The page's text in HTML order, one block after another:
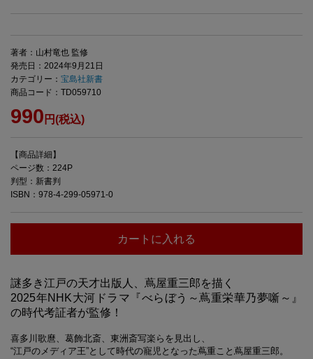
著者：山村竜也 監修
発売日：2024年9月21日
カテゴリー： 宝島社新書
商品コード：TD059710
990 円(税込)
【商品詳細】
ページ数：224P
判型：新書判
ISBN：978-4-299-05971-0
カートに入れる
謎多き江戸の天才出版人、蔦屋重三郎を描く
2025年NHK大河ドラマ『べらぼう～蔦重栄華乃夢噺～』
の時代考証者が監修！
喜多川歌麿、葛飾北斎、東洲斎写楽らを見出し、
“江戸のメディア王”として時代の寵児となった蔦重こと蔦屋重三郎。